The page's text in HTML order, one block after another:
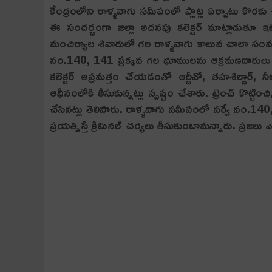
కేంద్రంలోని రాళ్ళవాగు సమీపంలో ప్లాట్ల ఏర్పాటు కొరకు
ఈ సందర్భంగా జిల్లా అదనపు కలెక్టర్ మాట్లాడుతూ
మంచిర్యాల శివారులో గల రాళ్ళవాగు కాలువ చాలా
నం.140, 141 ప్రక్కన గల భూములను
కలెక్టర్ అప్రమత్తం చేయడంతో ఆర్డీవో, తహశిల్దార్,
ఆధీనంలోకి తీసుకున్నట్లు స్పష్టం చేశారు. ట్రెంచ్
చేసినట్లు తెలిపారు. రాళ్ళవాగు సమీపంలో సర్వే
ప్రయత్నిస్తే క్రిమినల్ చర్యలు తీసుకుంటామన్నారు.